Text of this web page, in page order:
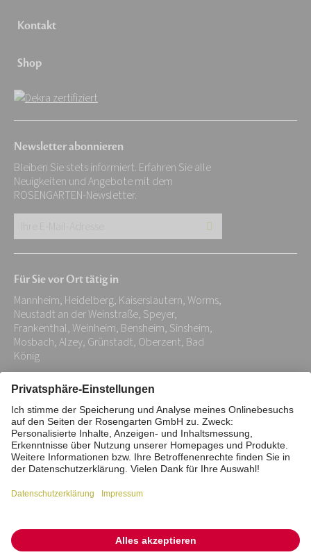
Kontakt
Shop
Newsletter abonnieren
Bleiben Sie stets informiert. Erfahren Sie alle
Neuigkeiten und Angebote mit dem
ROSENGARTEN-Newsletter.
Adresse:
*
Für Sie vor Ort tätig in
Mannheim, Heidelberg, Kaiserslautern, Worms,
Neustadt an der Weinstraße, Speyer,
Frankenthal, Weinheim, Bensheim, Sinsheim,
Mosbach, Alzey, Grünstadt, Oberzent, Bad
König
Impressum Datenschutz
Stiftung
Interne Meldestelle
Zahlungsmittel
Barrierefreiheitserklärung
Vertrag widerrufen